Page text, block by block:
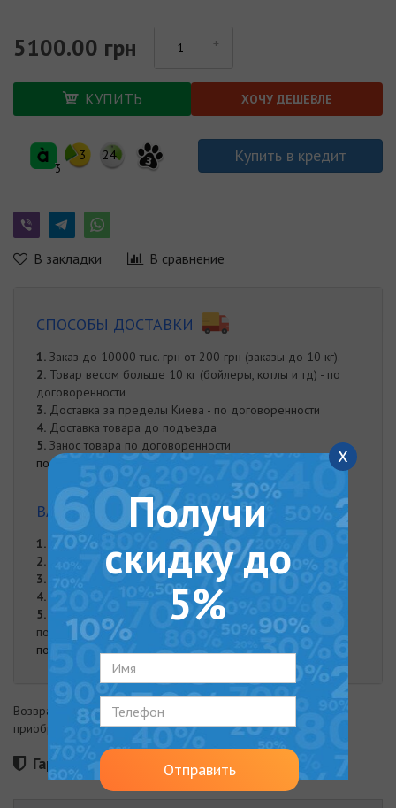
5100.00 грн
КУПИТЬ ХОЧУ ДЕШЕВЛЕ
3
3 24 3 Купить в кредит
В закладки В сравнение
СПОСОБЫ ДОСТАВКИ
1. Заказ до 10000 тыс. грн от 200 грн (заказы до 10 кг).
2. Товар весом больше 10 кг (бойлеры, котлы и тд) - по
договоренности
3. Доставка за пределы Киева - по договоренности
4. Доставка товара до подъезда
5. Занос товара по договоренности
подробнее
ВАРИАНТЫ ОПЛАТЫ
1.
Оплата частями от "Monobank"
2.
Онлайн оплата на карту Приват Банка
3.
Оплата при доставке
4.
Наложенный платеж
5.
Оплата наличными. Наличная оплата возможна при
получении заказа курьером либо в нашем офисе.
подробнее
Возврат товара возможен в течение 14 дней с момента
приобретения
Гарантия 12 месяцев
x
Получи
скидку до
5%
Отправить